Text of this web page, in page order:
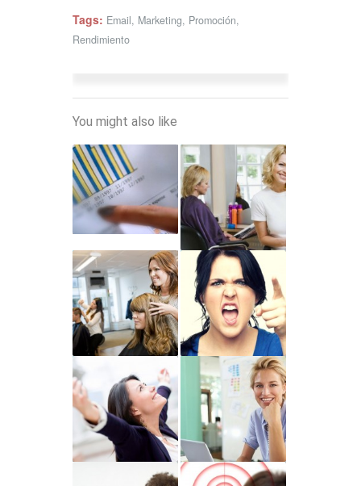
Tags: Email, Marketing, Promoción,
Rendimiento
You might also like